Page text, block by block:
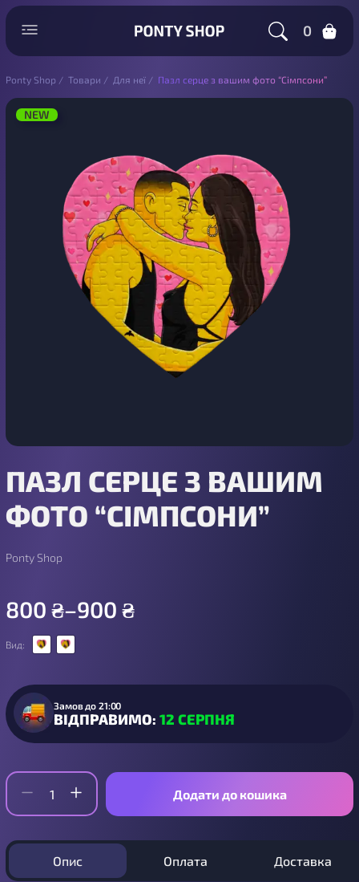
0
Ponty Shop / Товари / Для неї / Пазл серце з вашим фото “Сімпсони”
NEW
ПАЗЛ СЕРЦЕ З ВАШИМ
ФОТО “СІМПСОНИ”
Ponty Shop
800 ₴–900 ₴
Вид:
Замов до 21:00
ВІДПРАВИМО: 12 СЕРПНЯ
Додати до кошика
Опис Оплата Доставка